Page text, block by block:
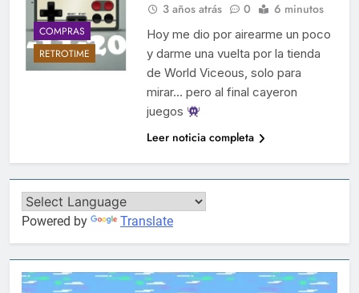
COMPRAS
RETROTIME
3 años atrás 0 6 minutos
Hoy me dio por airearme un poco
y darme una vuelta por la tienda
de World Viceous, solo para
mirar… pero al final cayeron
juegos
Leer noticia completa
Powered by Translate